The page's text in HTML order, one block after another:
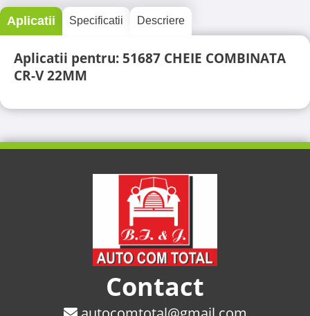
Aplicatii Specificatii Descriere
Aplicatii pentru: 51687 CHEIE COMBINATA
CR-V 22MM
Contact